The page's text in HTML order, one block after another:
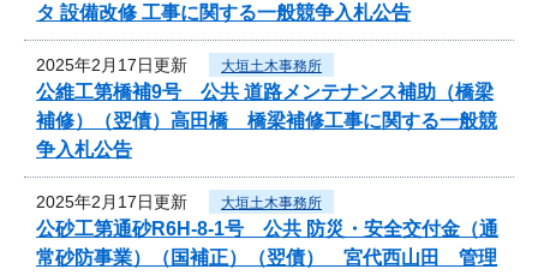
タ 設備改修 工事に関する一般競争入札公告
2025年2月17日更新 大垣土木事務所
公維工第橋補9号 公共 道路メンテナンス補助（橋梁
補修）（翌債）高田橋 橋梁補修工事に関する一般競
争入札公告
2025年2月17日更新 大垣土木事務所
公砂工第通砂R6H-8-1号 公共 防災・安全交付金（通
常砂防事業）（国補正）（翌債） 宮代西山田 管理